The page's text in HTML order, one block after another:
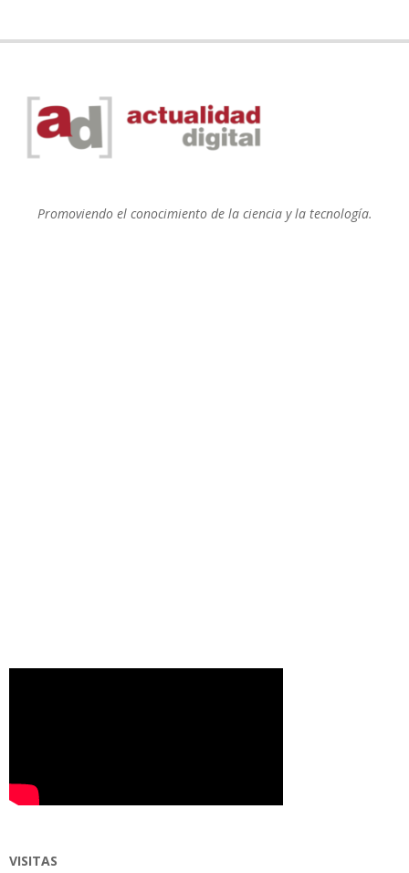
Promoviendo el conocimiento de la ciencia y la tecnología.
VISITAS